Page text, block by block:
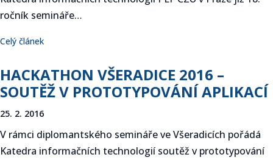
ročník semináře…
Celý článek
HACKATHON VŠERADICE 2016 –
SOUTĚŽ V PROTOTYPOVÁNÍ APLIKACÍ
25. 2. 2016
V rámci diplomantského semináře ve Všeradicích pořádá
Katedra informačních technologií soutěž v prototypování